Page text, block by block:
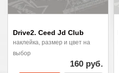
Drive2. Ceed Jd Club
наклейка, размер и цвет на
выбор
160 руб.